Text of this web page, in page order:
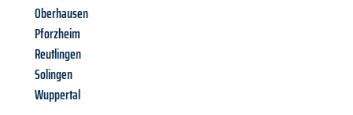
Oberhausen
Pforzheim
Reutlingen
Solingen
Wuppertal